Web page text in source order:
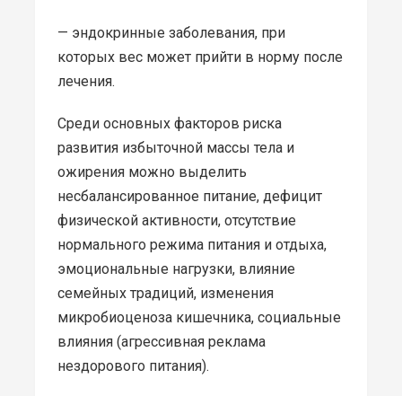
— эндокринные заболевания, при
которых вес может прийти в норму после
лечения.
Среди основных факторов риска
развития избыточной массы тела и
ожирения можно выделить
несбалансированное питание, дефицит
физической активности, отсутствие
нормального режима питания и отдыха,
эмоциональные нагрузки, влияние
семейных традиций, изменения
микробиоценоза кишечника, социальные
влияния (агрессивная реклама
нездорового питания).